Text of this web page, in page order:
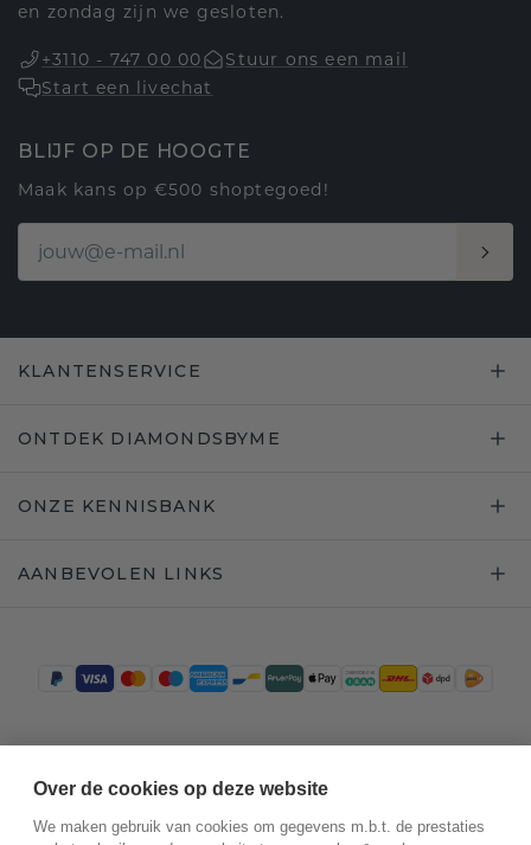
en zondag zijn we gesloten.
+3110 - 747 00 00
Stuur ons een mail
Start een livechat
BLIJF OP DE HOOGTE
Maak kans op €500 shoptegoed!
KLANTENSERVICE
ONTDEK DIAMONDSBYME
ONZE KENNISBANK
AANBEVOLEN LINKS
Over de cookies op deze website
We maken gebruik van cookies om gegevens m.b.t. de prestaties